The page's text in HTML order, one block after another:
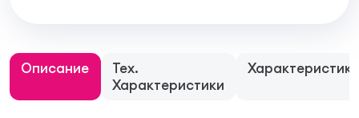
Описание
Тех.
Характеристики
Характеристики